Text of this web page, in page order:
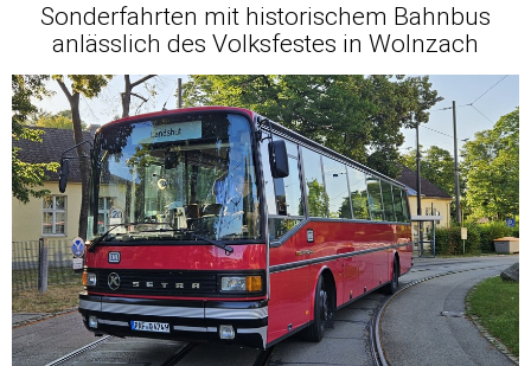
Sonderfahrten mit historischem Bahnbus
anlässlich des Volksfestes in Wolnzach